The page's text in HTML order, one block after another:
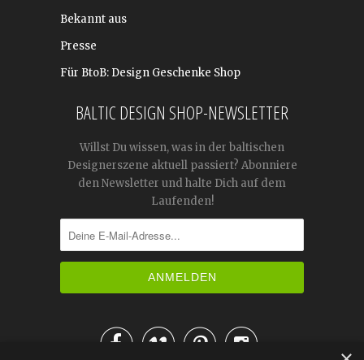
Bekannt aus
Presse
Für BtoB: Design Geschenke Shop
BALTIC DESIGN SHOP-NEWSLETTER
Willst Du wissen, was in der baltischen
Designerszene aktuell passiert? Abonniere
den Newsletter und halte Dich auf dem
Laufenden!
